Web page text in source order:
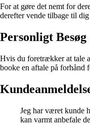
For at gøre det nemt for
derefter vende tilbage til
Personligt Besøg
Hvis du foretrækker at tale
booke en aftale på forhånd
Jeg har været kunde
kan varmt anbefale